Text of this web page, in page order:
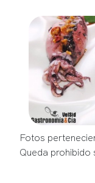
Fotos
Queda prohibido